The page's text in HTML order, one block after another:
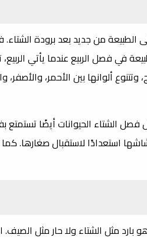
من جديد بعد برودة
في فصل الربيع عندما يأتي الربيع،
ألوانها بين الأحمر، والأصفر،
فصل الشتاء الحيوانات أيضًا تستمتع
استعدادًا لاستقبال صغارها.
مثل الشتاء ولا حار مثل الصيف.